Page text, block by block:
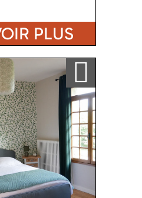
PLUS
Ajouter a ma sélection